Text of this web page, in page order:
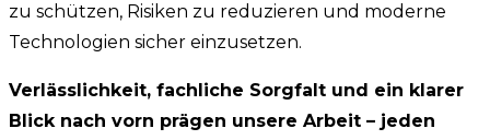
zu schützen, Risiken zu reduzieren und moderne
Technologien sicher einzusetzen.
Verlässlichkeit, fachliche Sorgfalt und ein klarer
Blick nach vorn prägen unsere Arbeit – jeden